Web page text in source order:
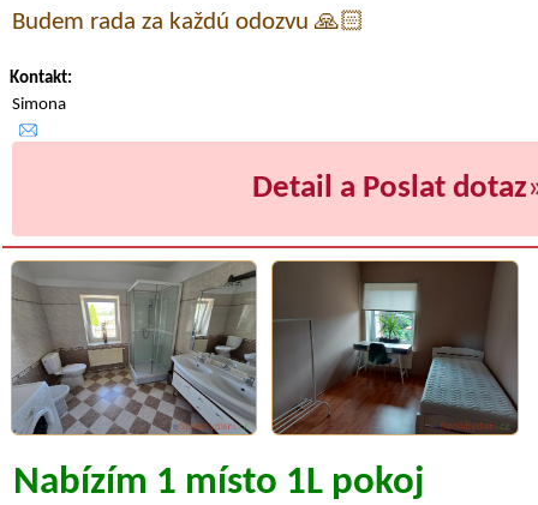
Budem rada za každú odozvu 🙏🏻
Kontakt:
Simona
Detail a Poslat dotaz
Nabízím 1 místo 1L pokoj